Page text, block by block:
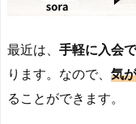
最近は、 手軽に入会
ります。なので、 気
ることができます。